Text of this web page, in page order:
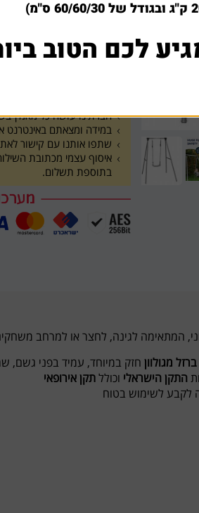
1 הוסף לסל
חברתינו עושה כל מאמץ
במידה ומצאתם באינטרנט
שתפו אותנו עם קישור
בתוספת תשלום.
המתאימה לגינה, לחצר או למרחב
ברזל מגולוון חזק במיוחד, עמיד בפני גשם,
התקן הישראלי וכוללתקן אירופאי
לקבע לשימוש בטוח
לכם הטוב